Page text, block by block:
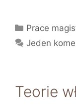
Kategorie
Prace
Jeden
Teorie